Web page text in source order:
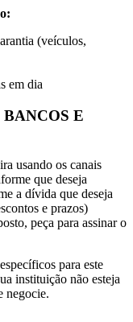
(veículos,
em dia
E
usando os canais
que deseja
a dívida que deseja
e prazos)
peça para assinar o
para este
instituição não esteja
negocie.